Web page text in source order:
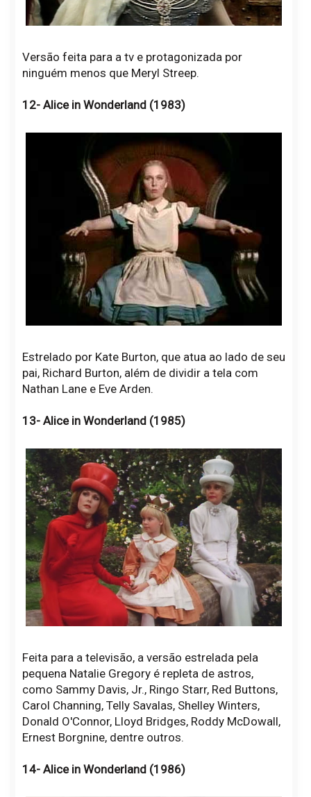
Versão feita para a tv e protagonizada por
ninguém menos que Meryl Streep.
12- Alice in Wonderland (1983)
Estrelado por Kate Burton, que atua ao lado de seu
pai, Richard Burton, além de dividir a tela com
Nathan Lane e Eve Arden.
13- Alice in Wonderland (1985)
Feita para a televisão, a versão estrelada pela
pequena Natalie Gregory é repleta de astros,
como Sammy Davis, Jr., Ringo Starr, Red Buttons,
Carol Channing, Telly Savalas, Shelley Winters,
Donald O'Connor, Lloyd Bridges, Roddy McDowall,
Ernest Borgnine, dentre outros.
14- Alice in Wonderland (1986)